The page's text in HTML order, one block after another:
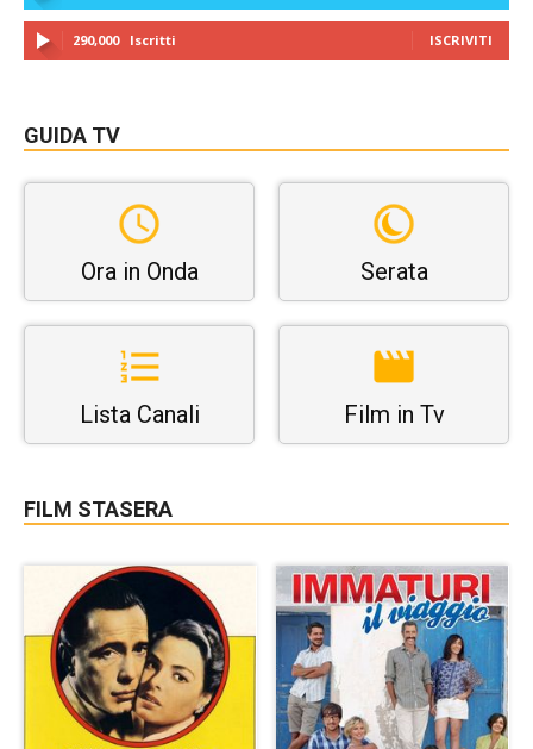
290,000 Iscritti ISCRIVITI
GUIDA TV
Ora in Onda Serata
Lista Canali Film in Tv
FILM STASERA